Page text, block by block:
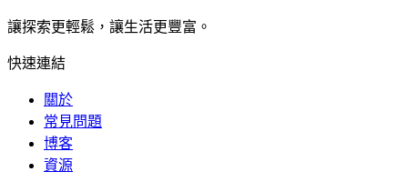
讓探索更輕鬆，讓生活更豐富。
快速連結
關於
常見問題
博客
資源